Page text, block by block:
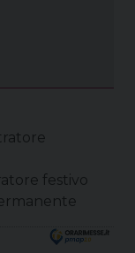
festivo